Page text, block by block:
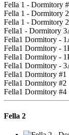
Fella 1 - Dormitory
Fella 1 - Dormitory
Fella 1 - Dormitory
Fella1 - Dormitory
Fella1 Dormitory -
Fella1 Dormitory -
Fella1 Dormitory -
Fella1 Dormitory -
Fella1 Dormitory #1
Fella1 Dormitory #2
Fella1 Dormitory #4
Fella 2